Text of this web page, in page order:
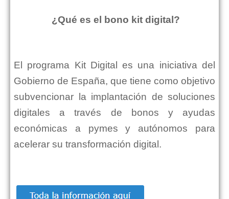
¿Qué es el bono kit digital?
El programa Kit Digital es una iniciativa del
Gobierno de España, que tiene como objetivo
subvencionar la implantación de soluciones
digitales a través de bonos y ayudas
económicas a pymes y autónomos para
acelerar su transformación digital.